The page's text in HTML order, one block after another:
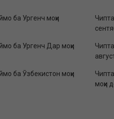
ба Ургенч моҳи
ба Ургенч Дар моҳи
ба Ӯзбекистон моҳи
моҳи